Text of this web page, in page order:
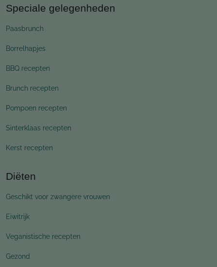
Speciale gelegenheden
Paasbrunch
Borrelhapjes
BBQ recepten
Brunch recepten
Pompoen recepten
Sinterklaas recepten
Kerst recepten
Diëten
Geschikt voor zwangere vrouwen
Eiwitrijk
Veganistische recepten
Gezond